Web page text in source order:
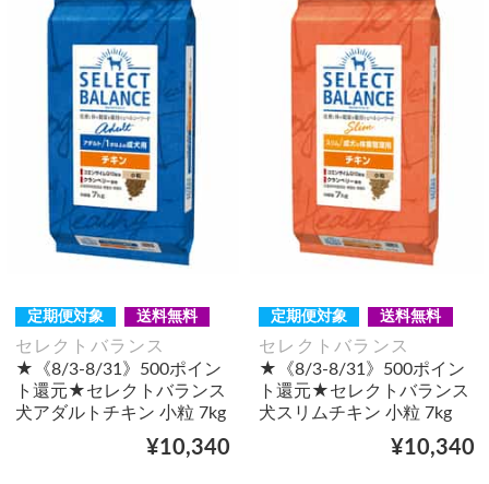
定期便対象 送料無料
セレクトバランス
★《8/3-8/31》500ポイン
ト還元★セレクトバランス
犬アダルトチキン 小粒 7kg
¥10,340
定期便対象 送料無料
セレクトバランス
★《8/3-8/31》500ポイン
ト還元★セレクトバランス
犬スリムチキン 小粒 7kg
¥10,340